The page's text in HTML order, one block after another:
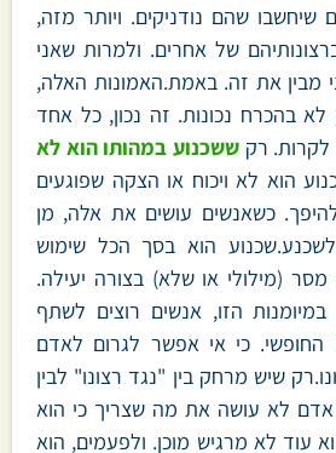
שיחשבו שהם נודניקים. ויותר מזה,
של אחרים. ולמרות שאני
מבין את זה. באמת.האמונות האלה,
לא בהכרח נכונות. זה נכון, כל אחד
לקרות. רקששכנוע במהותו הוא לא
הוא לא ויכוח או הצקה שפוגעים
כשאנשים עושים את אלה, מן
הוא בסך הכל שימוש
מסר (מילולי או שלא) בצורה יעילה.
הזו, אנשים רוצים לשתף
החופשי. כי אי אפשר לגרום לאדם
שיש מרחק בין "נגד רצונו" לבין
לא עושה את מה שצריך כי הוא
עוד לא מרגיש מוכן. ולפעמים, הוא